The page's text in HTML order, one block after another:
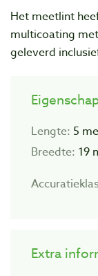
Het meetlint
multicoating
geleverd
Lengte: 5
Breedte: 19
Extra